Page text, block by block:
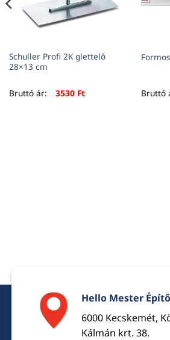
Schuller Profi 2K glettelő
28×13 cm
Bruttó ár: 3530 Ft Bruttó
Hello Mester
6000 Kecskemét,
Kálmán krt. 38.